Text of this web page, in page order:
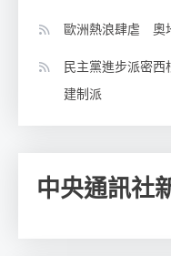
歐洲熱浪肆虐 奧
民主黨進步派密
建制派
中央通訊社